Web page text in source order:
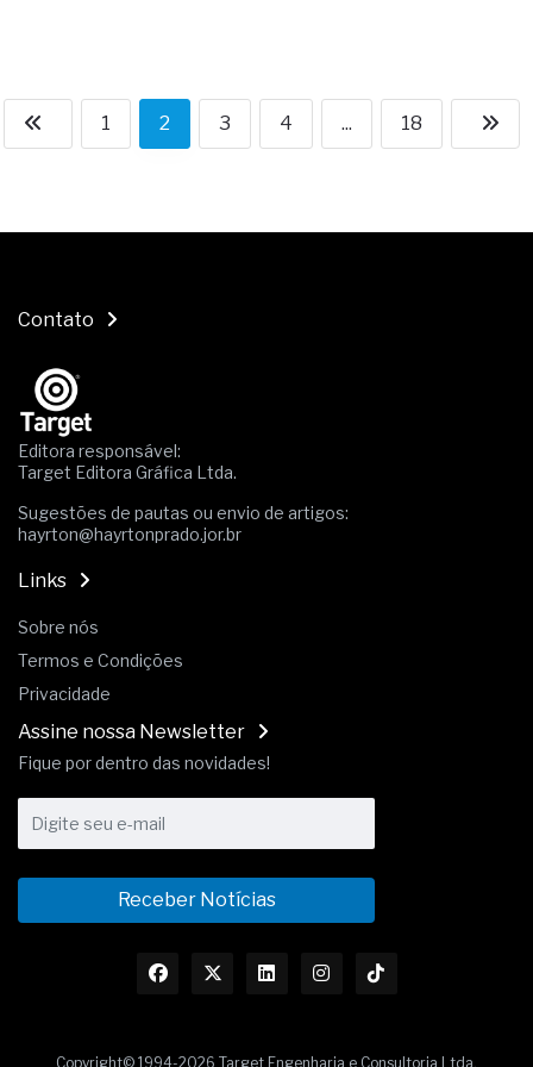
1 2 3 4 ... 18
Contato
Editora responsável:
Target Editora Gráfica Ltda.
Sugestões de pautas ou envio de artigos:
hayrton@hayrtonprado.jor.br
Links
Sobre nós
Termos e Condições
Privacidade
Assine nossa Newsletter
Fique por dentro das novidades!
Receber Notícias
Copyright© 1994-2026 Target Engenharia e Consultoria Ltda.